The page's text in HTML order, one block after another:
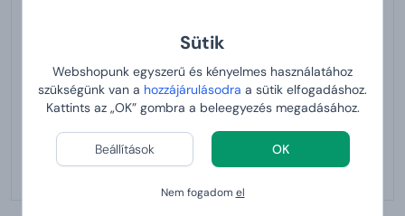
Sütik
Webshopunk egyszerű és kényelmes használatához
szükségünk van a hozzájárulásodra a sütik elfogadáshoz.
Kattints az „OK” gombra a beleegyezés megadásához.
Beállítások OK
Nem fogadom el
Miniklon